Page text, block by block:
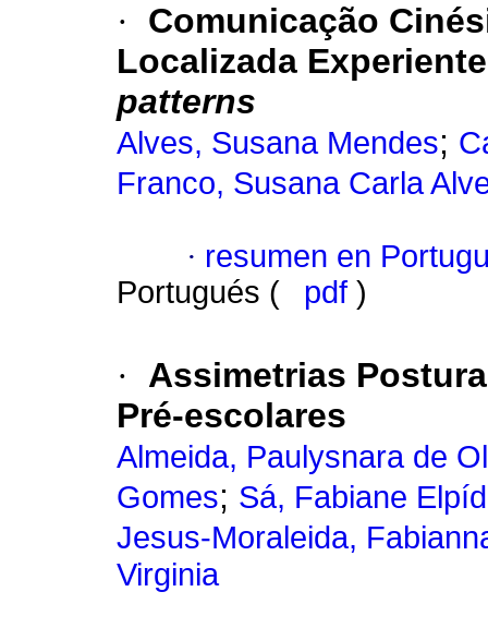
·
Comunicação
Localizada
patterns
Alves, Susana Mendes;
Franco, Susana Carla
· resumen en
Portugués (
pdf )
·
Assimetrias
Pré-escolares
Almeida, Paulysnara de
Gomes; Sá, Fabiane
Jesus-Moraleida,
Virginia